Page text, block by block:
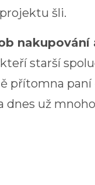
šli.
starší
přítomna
dnes už